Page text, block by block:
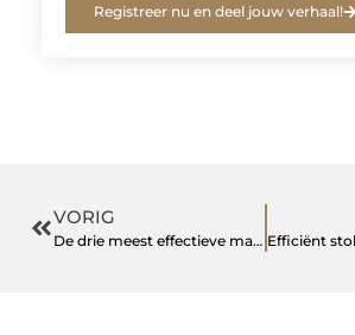
Registreer nu en deel jouw verhaal!
VORIG
De drie meest effectieve manieren van ontharen